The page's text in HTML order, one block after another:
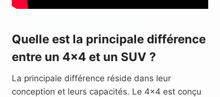
Quelle est la principale différence
entre un 4×4 et un SUV ?
La principale différence réside dans leur
conception et leurs capacités. Le 4×4 est conçu